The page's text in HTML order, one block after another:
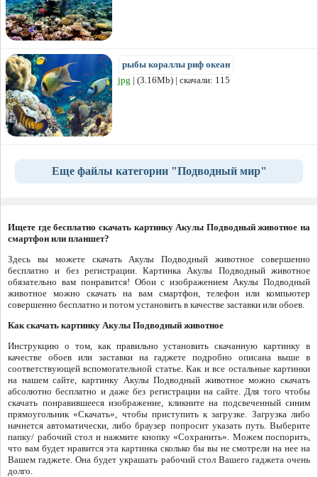
рыбы кораллы риф океан
jpg | (3.16Mb) | скачали: 115
Еще файлы категории "Подводный мир"
Ищете где бесплатно скачать картинку Акулы Подводный животное на
смартфон или планшет?
Здесь вы можете скачать Акулы Подводный животное совершенно
бесплатно и без регистрации. Картинка Акулы Подводный животное
обязательно вам понравится! Обои с изображением Акулы Подводный
животное можно скачать на вам смартфон, телефон или компьютер
совершенно бесплатно и потом установить в качестве заставки или обоев.
Как скачать картинку Акулы Подводный животное
Инструкцию о том, как правильно установить скачанную картинку в
качестве обоев или заставки на гаджете подробно описана выше в
соответствующей вспомогательной статье. Как и все остальные картинки
на нашем сайте, картинку Акулы Подводный животное можно скачать
абсолютно бесплатно и даже без регистрации на сайте. Для того чтобы
скачать понравившееся изображение, кликните на подсвеченный синим
прямоугольник «Скачать», чтобы приступить к загрузке. Загрузка либо
начнется автоматически, либо браузер попросит указать путь. Выберите
папку/ рабочий стол и нажмите кнопку «Сохранить». Можем поспорить,
что вам будет нравится эта картинка сколько бы вы не смотрели на нее на
Вашем гаджете. Она будет украшать рабочий стол Вашего гаджета очень
долго.